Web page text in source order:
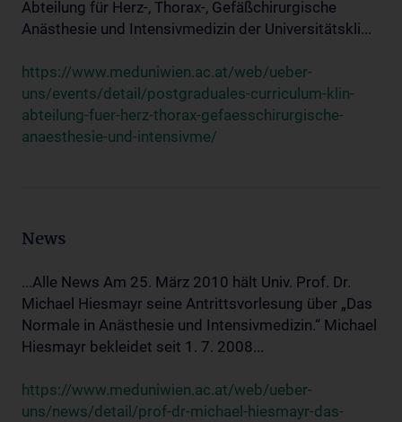
Abteilung für Herz-, Thorax-, Gefäßchirurgische
Anästhesie und Intensivmedizin der Universitätskli...
https://www.meduniwien.ac.at/web/ueber-
uns/events/detail/postgraduales-curriculum-klin-
abteilung-fuer-herz-thorax-gefaesschirurgische-
anaesthesie-und-intensivme/
News
...Alle News Am 25. März 2010 hält Univ. Prof. Dr.
Michael Hiesmayr seine Antrittsvorlesung über „Das
Normale in Anästhesie und Intensivmedizin.“ Michael
Hiesmayr bekleidet seit 1. 7. 2008...
https://www.meduniwien.ac.at/web/ueber-
uns/news/detail/prof-dr-michael-hiesmayr-das-